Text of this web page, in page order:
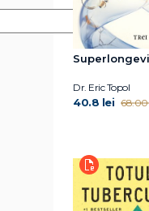
Dr. Eric Topol
40.8 lei 68.00